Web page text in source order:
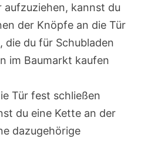
aufzuziehen, kannst du
der Knöpfe an die Tür
die du für Schubladen
im Baumarkt kaufen
Tür fest schließen
du eine Kette an der
dazugehörige